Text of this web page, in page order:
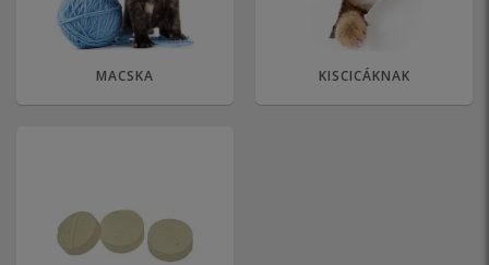
MACSKA KISCICÁKNAK